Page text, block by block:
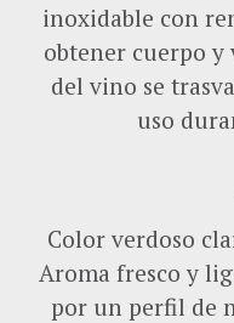
inoxidable con
obtener cuerpo y
del vino se
uso
Color verdoso
Aroma fresco y
por un perfil de